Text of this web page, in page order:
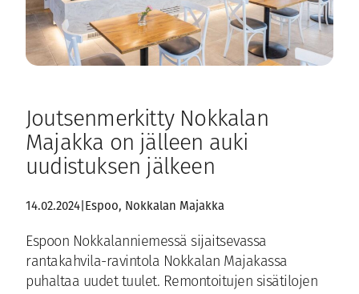
Joutsenmerkitty Nokkalan
Majakka on jälleen auki
uudistuksen jälkeen
14.02.2024 Espoo, Nokkalan Majakka
Espoon Nokkalanniemessä sijaitsevassa
rantakahvila-ravintola Nokkalan Majakassa
puhaltaa uudet tuulet. Remontoitujen sisätilojen